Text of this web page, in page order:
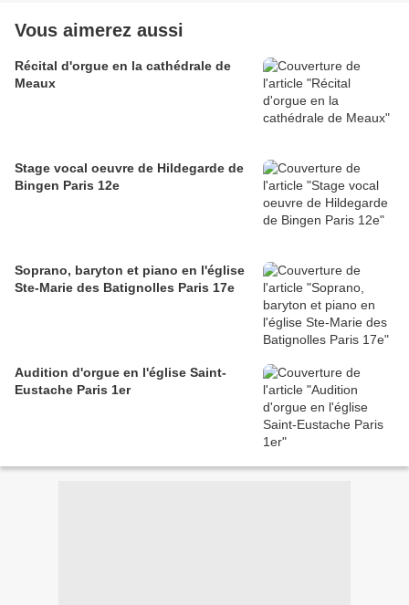
Vous aimerez aussi
Récital d'orgue en la cathédrale de
Meaux
Stage vocal oeuvre de Hildegarde de
Bingen Paris 12e
Soprano, baryton et piano en l'église
Ste-Marie des Batignolles Paris 17e
Audition d'orgue en l'église Saint-
Eustache Paris 1er